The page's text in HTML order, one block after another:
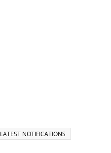
LATEST NOTIFICATIONS